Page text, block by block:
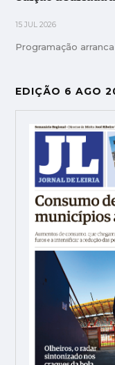
15 JUL 2026
Programação
EDIÇÃO 6 AGO